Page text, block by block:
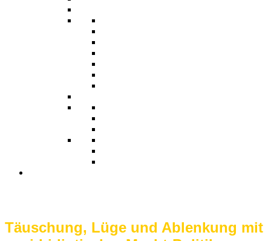
Täuschung, Lüge und Ablenkung mit